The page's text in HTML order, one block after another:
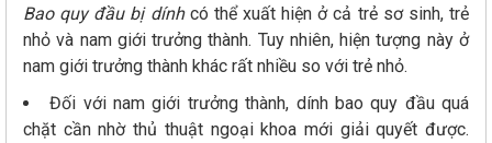
Bao quy đầu bị dính có thể xuất hiện ở cả trẻ sơ sinh, trẻ
nhỏ và nam giới trưởng thành. Tuy nhiên, hiện tượng này ở
nam giới trưởng thành khác rất nhiều so với trẻ nhỏ.
Đối với nam giới trưởng thành, dính bao quy đầu quá
chặt cần nhờ thủ thuật ngoại khoa mới giải quyết được.